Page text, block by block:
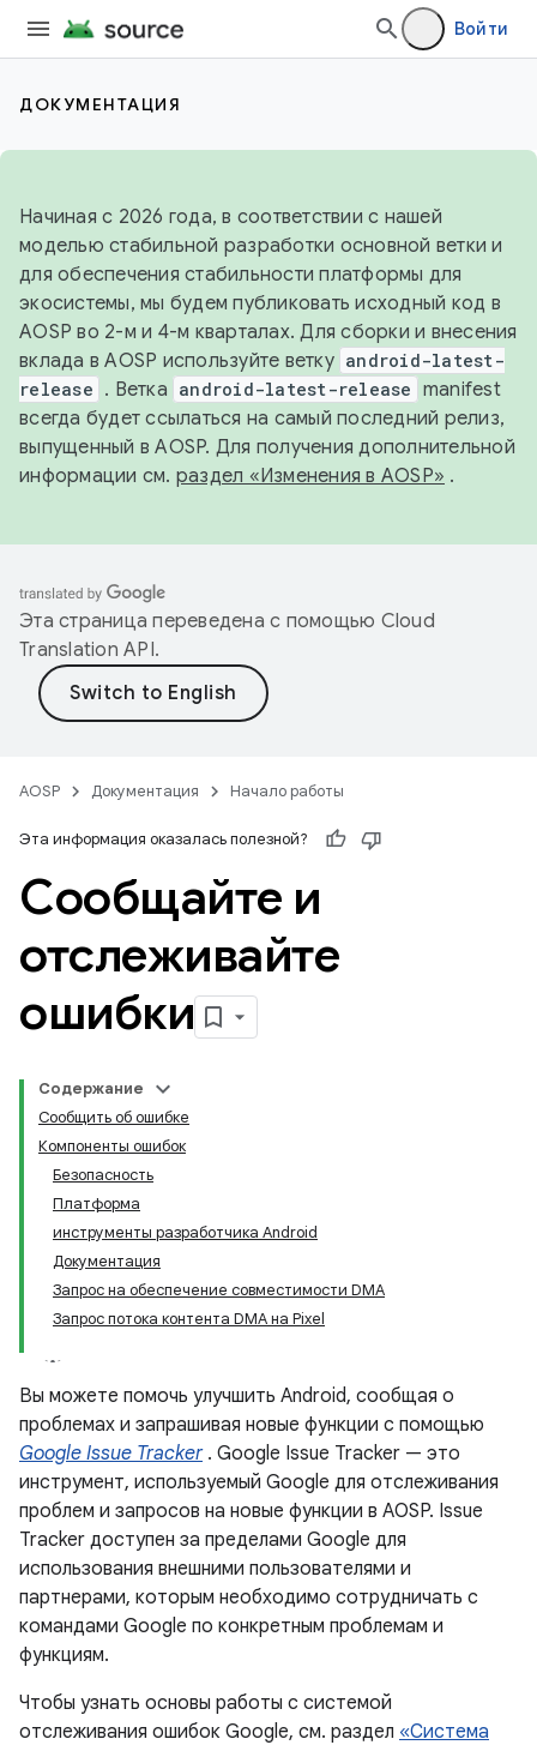
Войти
ДОКУМЕНТАЦИЯ
Начиная с 2026 года, в соответствии с нашей
моделью стабильной разработки основной ветки и
для обеспечения стабильности платформы для
экосистемы, мы будем публиковать исходный код в
AOSP во 2-м и 4-м кварталах. Для сборки и внесения
вклада в AOSP используйте ветку android-latest-
release . Ветка android-latest-release manifest
всегда будет ссылаться на самый последний релиз,
выпущенный в AOSP. Для получения дополнительной
информации см. раздел «Изменения в AOSP» .
Эта страница переведена с помощью Cloud
Translation API.
AOSP Документация Начало работы
Эта информация оказалась полезной?
Сообщайте и
отслеживайте
ошибки
Содержание
Сообщить об ошибке
Компоненты ошибок
Безопасность
Платформа
инструменты разработчика Android
Документация
Запрос на обеспечение совместимости DMA
Запрос потока контента DMA на Pixel
Вы можете помочь улучшить Android, сообщая о
проблемах и запрашивая новые функции с помощью
Google Issue Tracker. Google Issue Tracker — это
инструмент, используемый Google для отслеживания
проблем и запросов на новые функции в AOSP. Issue
Tracker доступен за пределами Google для
использования внешними пользователями и
партнерами, которым необходимо сотрудничать с
командами Google по конкретным проблемам и
функциям.
Чтобы узнать основы работы с системой
отслеживания ошибок Google, см. раздел «Система